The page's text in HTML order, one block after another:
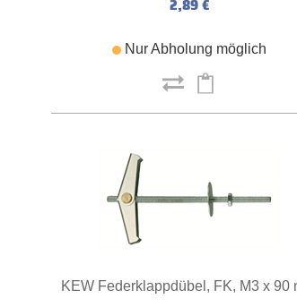
2,89 €
Nur Abholung möglich
KEW Federklappdübel, FK, M3 x 90